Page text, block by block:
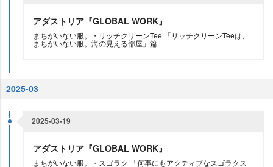
アダストリア『GLOBAL WORK』
まちがいない服。・リッチクリーンTee 「リッチクリーンTeeは、
まちがいない服。海の見える部屋」篇
2025-03
2025-03-19
アダストリア『GLOBAL WORK』
まちがいない服。・スゴラク 「何事にもアクティブなスゴラクス